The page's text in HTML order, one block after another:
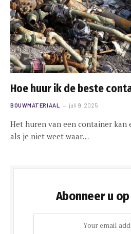
Hoe huur ik de beste
BOUWMATERIAAL juli 9, 2025
Het huren van een container kan
als je niet weet waar…
Abonneer u